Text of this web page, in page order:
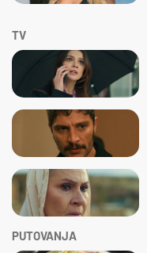
TV
PUTOVANJA